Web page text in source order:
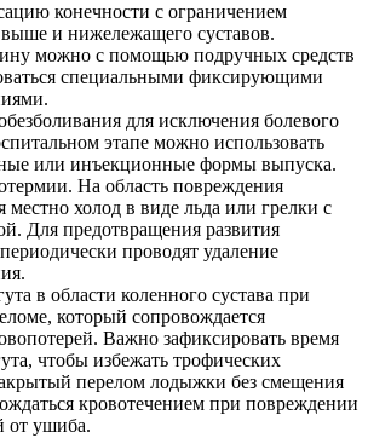
конечности с ограничением
и нижележащего суставов.
можно с помощью подручных средств
специальными фиксирующими
для исключения болевого
этапе можно использовать
или инъекционные формы выпуска.
На область повреждения
местно холод в виде льда или грелки с
Для предотвращения развития
проводят удаление
в области коленного сустава при
который сопровождается
Важно зафиксировать время
чтобы избежать трофических
перелом лодыжки без смещения
кровотечением при повреждении
от ушиба.